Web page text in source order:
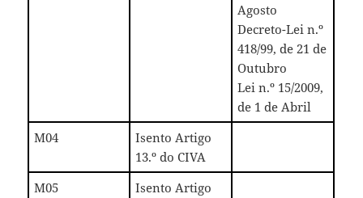
Agosto
Decreto-Lei n.º
418/99, de 21 de
Outubro
Lei n.º 15/2009,
de 1 de Abril
M04
Isento Artigo
13.º do CIVA
M05
Isento Artigo